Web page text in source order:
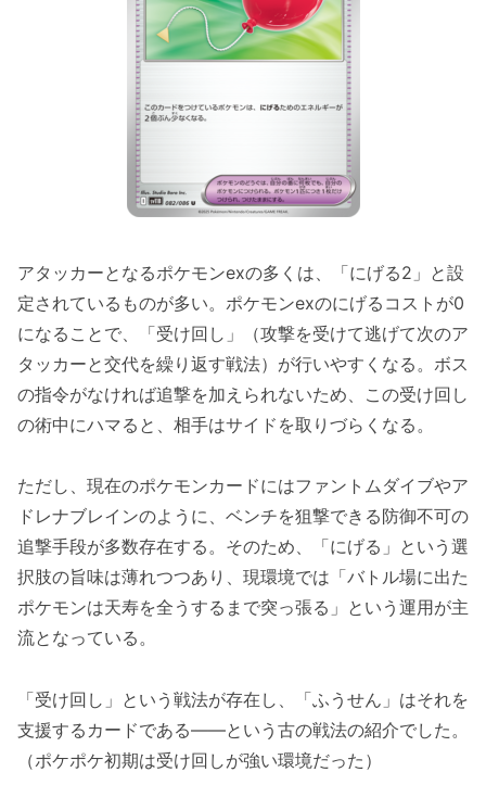
アタッカーとなるポケモンexの多くは、「にげる2」と設
定されているものが多い。ポケモンexのにげるコストが0
になることで、「受け回し」（攻撃を受けて逃げて次のア
タッカーと交代を繰り返す戦法）が行いやすくなる。ボス
の指令がなければ追撃を加えられないため、この受け回し
の術中にハマると、相手はサイドを取りづらくなる。
ただし、現在のポケモンカードにはファントムダイブやア
ドレナブレインのように、ベンチを狙撃できる防御不可の
追撃手段が多数存在する。そのため、「にげる」という選
択肢の旨味は薄れつつあり、現環境では「バトル場に出た
ポケモンは天寿を全うするまで突っ張る」という運用が主
流となっている。
「受け回し」という戦法が存在し、「ふうせん」はそれを
支援するカードである――という古の戦法の紹介でした。
（ポケポケ初期は受け回しが強い環境だった）